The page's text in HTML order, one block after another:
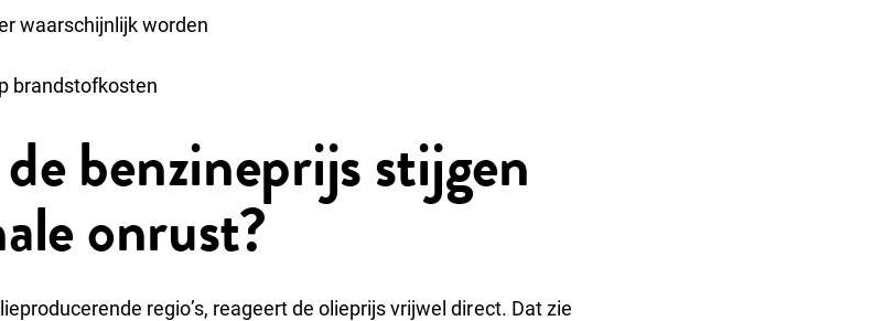
waarschijnlijk worden
brandstofkosten
benzineprijs stijgen
onrust?
regio’s, reageert de olieprijs vrijwel direct. Dat zie